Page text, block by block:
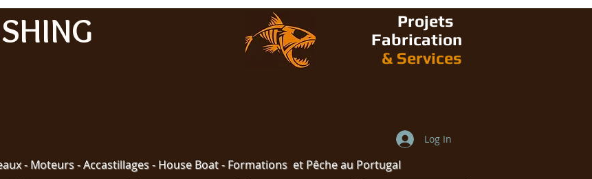
Projets
Fabrication
& Services
Log In
- Moteurs - Accastillages - House Boat - Formations et Pêche au Portugal